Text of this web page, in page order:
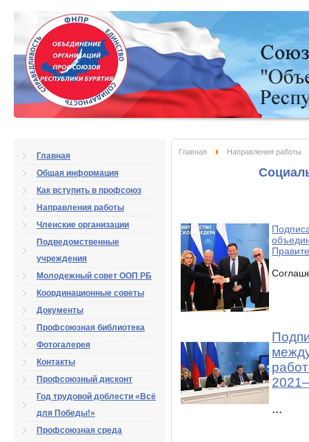
Главная
Общая информация
Как вступить в профсоюз
Направления работы
Членские организации
Подведомственные
учреждения
Молодежный совет ООП РБ
Координационные советы
Документы
Профсоюзная библиотека
Фотогалерея
Контакты
Профсоюзный дисконт
Год трудовой доблести «Всё
для Победы!»
Профсоюзная среда
Главная Направления работы
...